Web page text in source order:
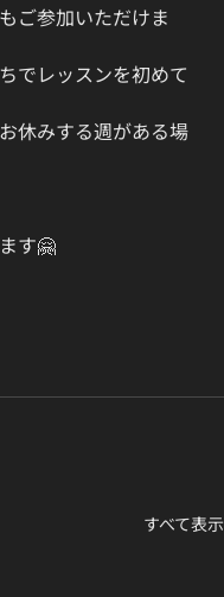
ご参加いただけま
でレッスンを初めて
休みする週がある場
す🤗
すべて表示